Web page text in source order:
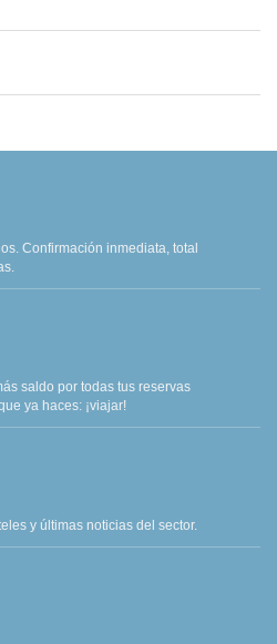
Confirmación inmediata, total
saldo por todas tus reservas
ya haces: ¡viajar!
y últimas noticias del sector.